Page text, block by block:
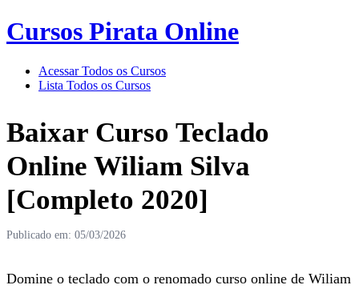
Cursos Pirata Online
Acessar Todos os Cursos
Lista Todos os Cursos
Baixar Curso Teclado
Online Wiliam Silva
[Completo 2020]
Publicado em: 05/03/2026
Domine o teclado com o renomado curso online de Wiliam